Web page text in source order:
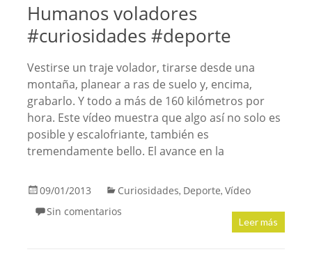
Humanos voladores
#curiosidades #deporte
Vestirse un traje volador, tirarse desde una
montaña, planear a ras de suelo y, encima,
grabarlo. Y todo a más de 160 kilómetros por
hora. Este vídeo muestra que algo así no solo es
posible y escalofriante, también es
tremendamente bello. El avance en la
09/01/2013 Curiosidades, Deporte, Vídeo
Sin comentarios
Leer más